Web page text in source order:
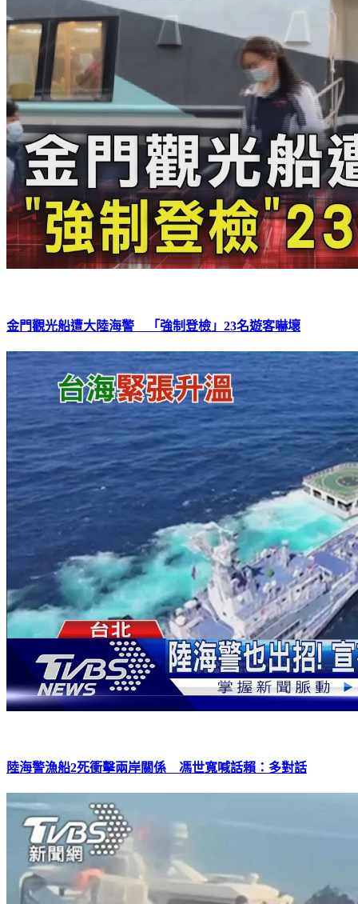
金門觀光船遭大陸海警 「強制登檢」23名遊客嚇壞
陸海警漁船2死衝擊兩岸關係 馮世寬喊話賴：多對話